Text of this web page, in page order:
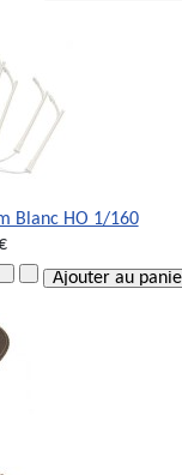
Blanc HO 1/160